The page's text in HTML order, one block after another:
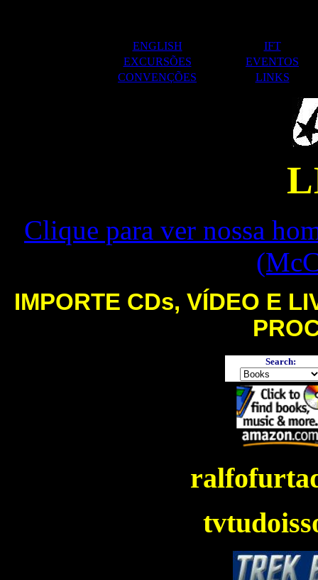
ENGLISH
IFT
EXCURSÕES
EVENTOS
CONVENÇÕES
LINKS
Clique para ver nossa
IMPORTE CDs, VÍDEO E
Search: